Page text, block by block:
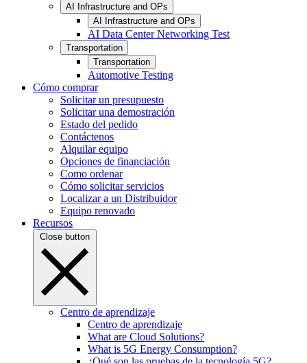
AI Infrastructure and OPs
AI Infrastructure and OPs
AI Data Center Networking Test
Transportation
Transportation
Automotive Testing
Cómo comprar
Solicitar un presupuesto
Solicitar una demostración
Estado del pedido
Contáctenos
Alquilar equipo
Opciones de financiación
Como ordenar
Cómo solicitar servicios
Localizar a un Distribuidor
Equipo renovado
Recursos
Close button
Centro de aprendizaje
Centro de aprendizaje
What are Cloud Solutions?
What is 5G Energy Consumption?